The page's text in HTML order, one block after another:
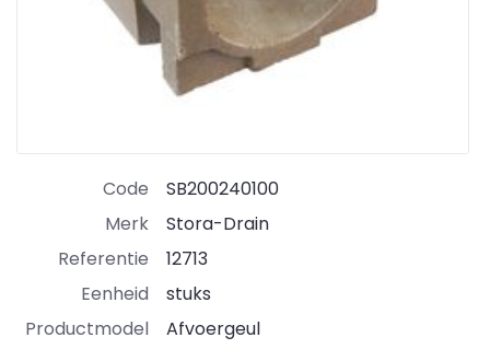
Code
SB200240100
Merk
Stora-Drain
Referentie
12713
Eenheid
stuks
Productmodel
Afvoergeul